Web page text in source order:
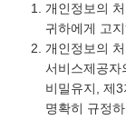
개인정보의
귀하에게 고
개인정보의
서비스제공자
비밀유지, 제
명확히 규정